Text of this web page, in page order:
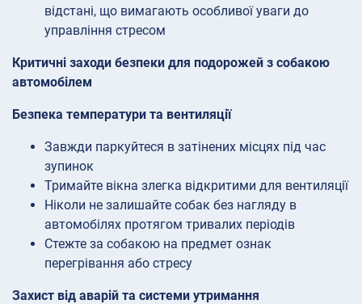
відстані, що вимагають особливої уваги до
управління стресом
Критичні заходи безпеки для подорожей з собакою
автомобілем
Безпека температури та вентиляції
Завжди паркуйтеся в затінених місцях під час
зупинок
Тримайте вікна злегка відкритими для вентиляції
Ніколи не залишайте собак без нагляду в
автомобілях протягом тривалих періодів
Стежте за собакою на предмет ознак
перегрівання або стресу
Захист від аварій та системи утримання